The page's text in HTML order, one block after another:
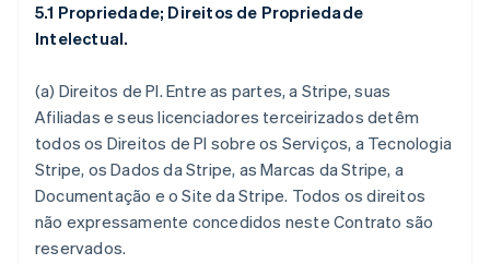
5.1 Propriedade; Direitos de Propriedade
Intelectual.
(a) Direitos de PI. Entre as partes, a Stripe, suas
Afiliadas e seus licenciadores terceirizados detêm
todos os Direitos de PI sobre os Serviços, a Tecnologia
Stripe, os Dados da Stripe, as Marcas da Stripe, a
Documentação e o Site da Stripe. Todos os direitos
não expressamente concedidos neste Contrato são
reservados.